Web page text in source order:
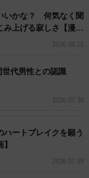
をしているようで、
なと思います。後ろ
することをお勧めし
。
いかな？ 何気なく聞
上げる寂しさ【漫
2026.08.01
代男性との認識
2026.07.30
ートブレイクを願う
2026.07.28